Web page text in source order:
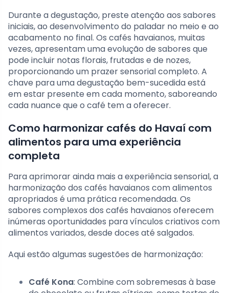
Durante a degustação, preste atenção aos sabores
iniciais, ao desenvolvimento do paladar no meio e ao
acabamento no final. Os cafés havaianos, muitas
vezes, apresentam uma evolução de sabores que
pode incluir notas florais, frutadas e de nozes,
proporcionando um prazer sensorial completo. A
chave para uma degustação bem-sucedida está
em estar presente em cada momento, saboreando
cada nuance que o café tem a oferecer.
Como harmonizar cafés do Havaí com
alimentos para uma experiência
completa
Para aprimorar ainda mais a experiência sensorial, a
harmonização dos cafés havaianos com alimentos
apropriados é uma prática recomendada. Os
sabores complexos dos cafés havaianos oferecem
inúmeras oportunidades para vínculos criativos com
alimentos variados, desde doces até salgados.
Aqui estão algumas sugestões de harmonização:
Café Kona: Combine com sobremesas à base